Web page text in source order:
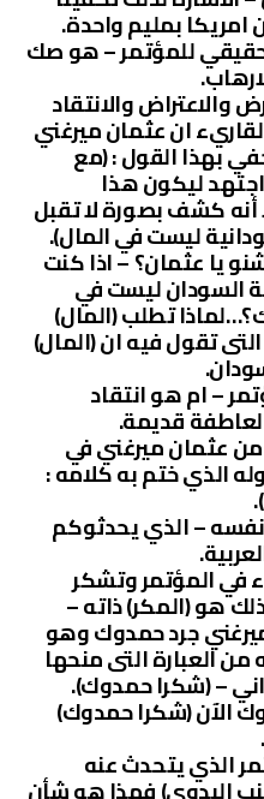
امريكا بمليم واحدة.
للمؤتمر – هو صك
والاعتراض والانتقاد
ان عثمان ميرغني
بهذا القول : (مع
ليكون هذا
أنه كشف بصورة لا تقبل
ليست في المال).
يا عثمان؟ – اذا كنت
السودان ليست في
تطلب (المال)
تقول فيه ان (المال)
– ام هو انتقاد
قديمة.
من عثمان ميرغني في
الذي ختم به كلامه :
– الذي يحدثوكم
في المؤتمر وتشكر
هو (المكر) ذاته –
جرد حمدوك وهو
العبارة التى منحها
– (شكرا حمدوك).
الآن (شكرا حمدوك)
الذي يتحدث عنه
البدوي) فهذا هو شأن